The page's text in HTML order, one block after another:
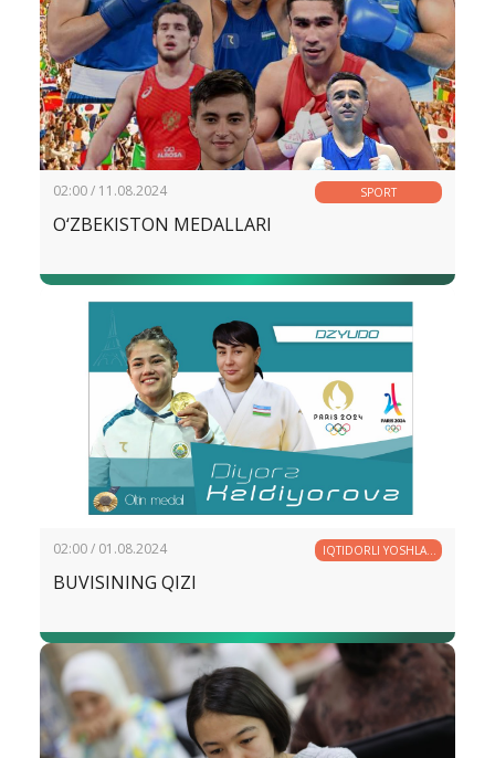
02:00 / 11.08.2024 SPORT
O‘ZBEKISTON MEDALLARI
02:00 / 01.08.2024
IQTIDORLI YOSHLAR
– YURT KELAJAGI
BUVISINING QIZI